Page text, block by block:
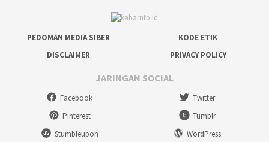
PEDOMAN MEDIA SIBER
KODE ETIK
DISCLAIMER
PRIVACY POLICY
JARINGAN SOCIAL
Facebook
Twitter
Pinterest
Tumblr
Stumbleupon
WordPress